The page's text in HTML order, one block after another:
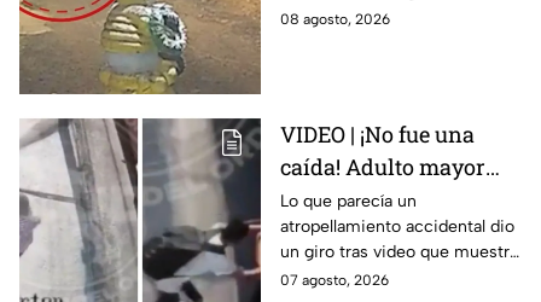
Puebla
casa; familiares y amigos la
08 agosto, 2026
VIDEO | ¡No fue una
caída! Adulto mayor
muere atropellado por
tráiler; joven lo empujó
en Monterrey
Lo que parecía un
atropellamiento accidental dio
un giro tras video que muestra
cómo un joven empujó a
07 agosto, 2026